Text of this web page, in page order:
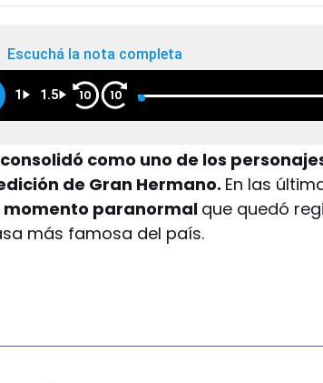
Escuchá la nota completa
1 1.5 10 10
como uno de los
de Gran Hermano. En las
momento paranormal que quedó
más famosa del país.